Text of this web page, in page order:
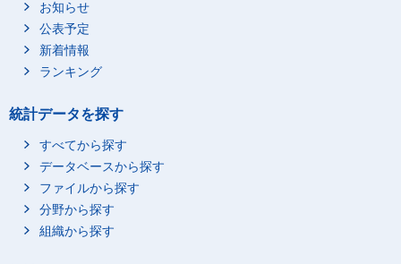
お知らせ
公表予定
新着情報
ランキング
統計データを探す
すべてから探す
データベースから探す
ファイルから探す
分野から探す
組織から探す